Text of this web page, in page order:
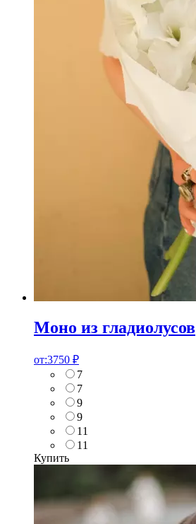
Моно из гладиолусов
от:3750 ₽
7
7
9
9
11
11
Купить